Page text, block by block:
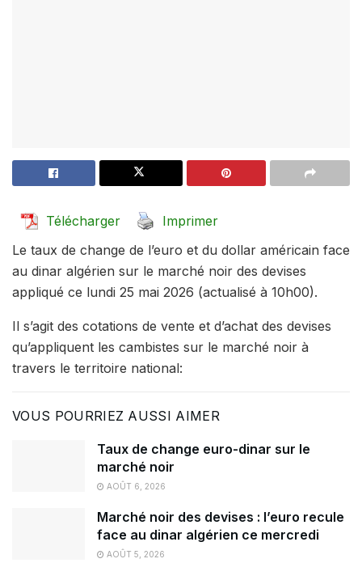
Télécharger
Imprimer
Le taux de change de l’euro et du dollar américain face
au dinar algérien sur le marché noir des devises
appliqué ce lundi 25 mai 2026 (actualisé à 10h00).
Il s’agit des cotations de vente et d’achat des devises
qu’appliquent les cambistes sur le marché noir à
travers le territoire national:
VOUS POURRIEZ AUSSI AIMER
Taux de change euro-dinar sur le
marché noir
AOÛT 6, 2026
Marché noir des devises : l’euro recule
face au dinar algérien ce mercredi
AOÛT 5, 2026